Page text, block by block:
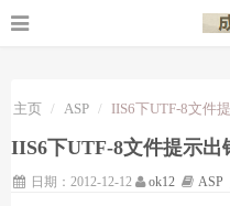
主页 ASP IIS6下UTF-8文件
IIS6下UTF-8文件提示
日期：2012-12-12 ok12 ASP